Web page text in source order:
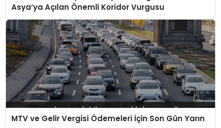
Asya’ya Açılan Önemli Koridor Vurgusu
MTV ve Gelir Vergisi Ödemeleri İçin Son Gün Yarın